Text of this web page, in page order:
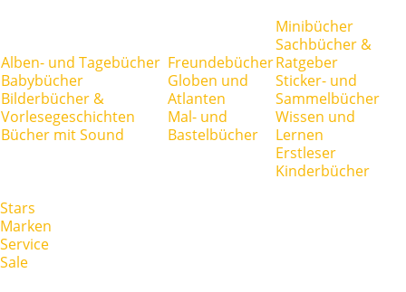
Alben- und Tagebücher
Babybücher
Bilderbücher &
Vorlesegeschichten
Bücher mit Sound
Freundebücher
Globen und
Atlanten
Mal- und
Bastelbücher
Minibücher
Sachbücher &
Ratgeber
Sticker- und
Sammelbücher
Wissen und
Lernen
Erstleser
Kinderbücher
Stars
Marken
Service
Sale